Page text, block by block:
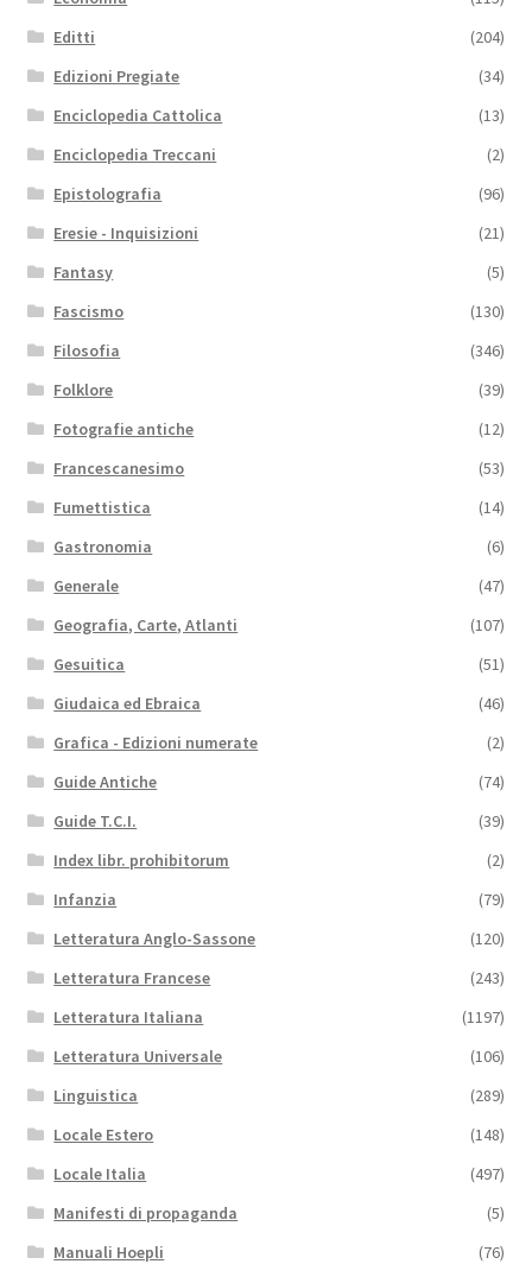
Editti
(204)
Edizioni Pregiate
(34)
Enciclopedia Cattolica
(13)
Enciclopedia Treccani
(2)
Epistolografia
(96)
Eresie - Inquisizioni
(21)
Fantasy
(5)
Fascismo
(130)
Filosofia
(346)
Folklore
(39)
Fotografie antiche
(12)
Francescanesimo
(53)
Fumettistica
(14)
Gastronomia
(6)
Generale
(47)
Geografia, Carte, Atlanti
(107)
Gesuitica
(51)
Giudaica ed Ebraica
(46)
Grafica - Edizioni numerate
(2)
Guide Antiche
(74)
Guide T.C.I.
(39)
Index libr. prohibitorum
(2)
Infanzia
(79)
Letteratura Anglo-Sassone
(120)
Letteratura Francese
(243)
Letteratura Italiana
(1197)
Letteratura Universale
(106)
Linguistica
(289)
Locale Estero
(148)
Locale Italia
(497)
Manifesti di propaganda
(5)
Manuali Hoepli
(76)